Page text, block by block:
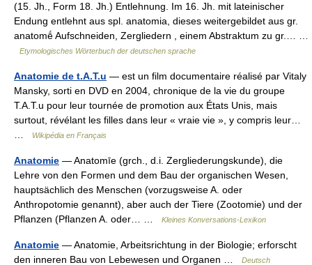
(15. Jh., Form 18. Jh.) Entlehnung. Im 16. Jh. mit lateinischer
Endung entlehnt aus spl. anatomia, dieses weitergebildet aus gr.
anatomḗ Aufschneiden, Zergliedern , einem Abstraktum zu gr.… …
Etymologisches Wörterbuch der deutschen sprache
Anatomie de t.A.T.u — est un film documentaire réalisé par Vitaly
Mansky, sorti en DVD en 2004, chronique de la vie du groupe
T.A.T.u pour leur tournée de promotion aux États Unis, mais
surtout, révélant les filles dans leur « vraie vie », y compris leur…
Wikipédia en Français
Anatomie — Anatomīe (grch., d.i. Zergliederungskunde), die
Lehre von den Formen und dem Bau der organischen Wesen,
hauptsächlich des Menschen (vorzugsweise A. oder
Anthropotomie genannt), aber auch der Tiere (Zootomie) und der
Pflanzen (Pflanzen A. oder… …
Kleines Konversations-Lexikon
Anatomie — Anatomie, Arbeitsrichtung in der Biologie; erforscht
den inneren Bau von Lebewesen und Organen …
Deutsch